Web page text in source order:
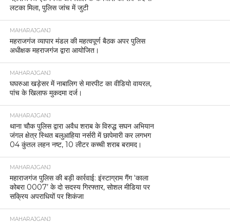
लटका मिला, पुलिस जांच में जुटी
MAHARAJGANJ
महराजगंज व्यापार मंडल की महत्वपूर्ण बैठक अपर पुलिस
अधीक्षक महराजगंज द्वारा आयोजित।
MAHARAJGANJ
घघरुआ खड़ेसर में नाबालिग से मारपीट का वीडियो वायरल,
पांच के खिलाफ मुकदमा दर्ज।
MAHARAJGANJ
थाना चौक पुलिस द्वारा अवैध शराब के विरुद्ध सघन अभियान
जंगल क्षेत्र स्थित बलुआहिया नर्सरी में छापेमारी कर लगभग
04 कुंतल लहन नष्ट, 10 लीटर कच्ची शराब बरामद।
MAHARAJGANJ
महाराजगंज पुलिस की बड़ी कार्रवाई: इंस्टाग्राम गैंग ‘काला
कोबरा 0007’ के दो सदस्य गिरफ्तार, सोशल मीडिया पर
सक्रिय अपराधियों पर शिकंजा
MAHARAJGANJ